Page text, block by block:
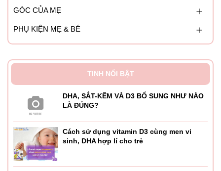
GÓC CỦA MẸ
PHỤ KIỆN MẸ & BÉ
TINH NỔI BẬT
DHA, SẮT-KẼM VÀ D3 BỔ SUNG NHƯ NÀO
LÀ ĐÚNG?
Cách sử dụng vitamin D3 cùng men vi
sinh, DHA hợp lí cho trẻ